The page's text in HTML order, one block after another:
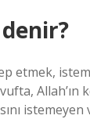
etmek,
Allah’ın
istemeyen